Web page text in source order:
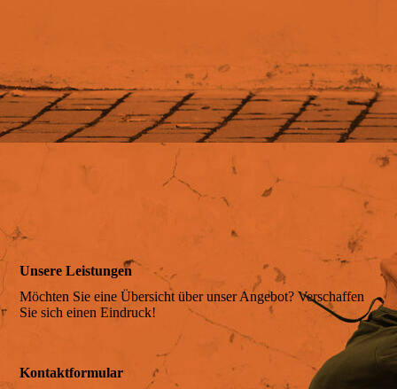
Unsere Leistungen
Möchten Sie eine Übersicht über unser Angebot? Verschaffen
Sie sich einen Eindruck!
Kontaktformular
Belegungsplan